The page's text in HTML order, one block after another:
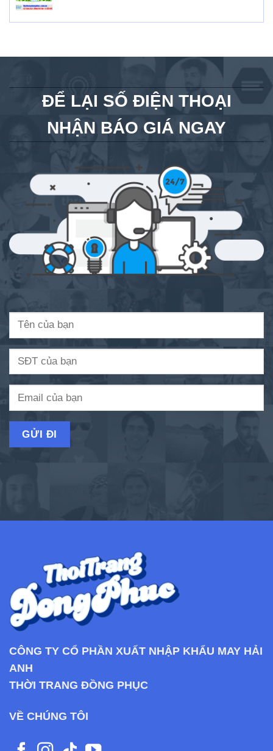
ĐỂ LẠI SỐ ĐIỆN THOẠI
NHẬN BÁO GIÁ NGAY
CÔNG TY CỔ PHẦN XUẤT NHẬP KHẨU MAY HẢI
ANH
THỜI TRANG ĐỒNG PHỤC
VỀ CHÚNG TÔI